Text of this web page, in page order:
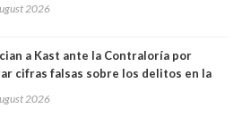
de la oposición, sería una victoria de la
2026
a Kast ante la Contraloría por
cifras falsas sobre los delitos en la
2026